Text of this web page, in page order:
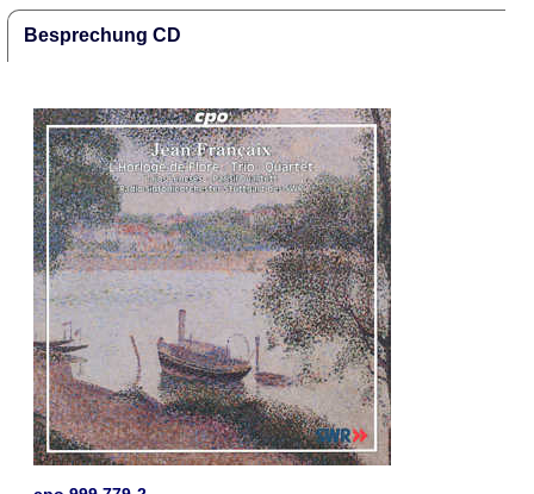
Besprechung CD